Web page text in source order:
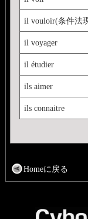
il vouloir(条件法
il voyager
il étudier
ils aimer
ils connaitre
Homeに戻る